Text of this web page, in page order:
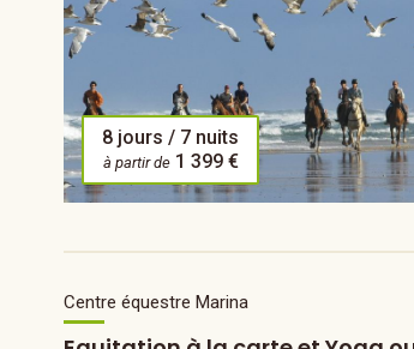
8 jours / 7 nuits
à partir de 1 399 €
Centre équestre Marina